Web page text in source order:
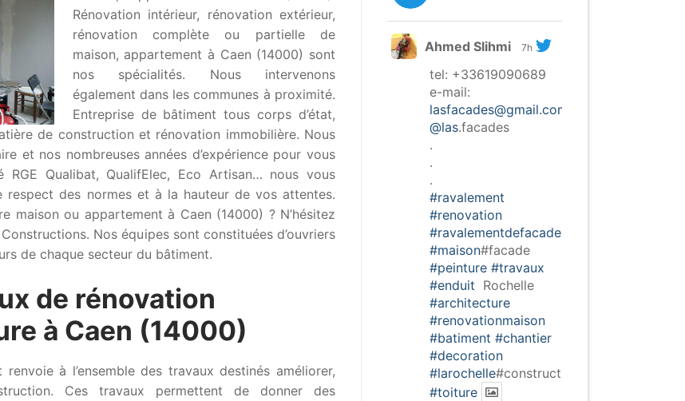
Rénovation intérieur, rénovation extérieur,
rénovation complète ou partielle de
maison, appartement à Caen (14000) sont
nos spécialités. Nous intervenons
également dans les communes à proximité.
Entreprise de bâtiment tous corps d’état,
de construction et rénovation immobilière. Nous
et nos nombreuses années d’expérience pour vous
Qualibat, QualifElec, Eco Artisan… nous vous
respect des normes et à la hauteur de vos attentes.
maison ou appartement à Caen (14000) ? N’hésitez
Nos équipes sont constituées d’ouvriers
de chaque secteur du bâtiment.
de rénovation
à Caen (14000)
à l’ensemble des travaux destinés améliorer,
Ces travaux permettent de donner des
Ahmed Slihmi 7h
tel: +33619090689
e-mail:
lasfacades@gmail.com
@las.facades
.
.
.
#ravalement
#renovation
#ravalementdefacade
#maison#facade
#peinture #travaux
#enduit Rochelle
#architecture
#renovationmaison
#batiment #chantier
#decoration
#larochelle#construction
#toiture